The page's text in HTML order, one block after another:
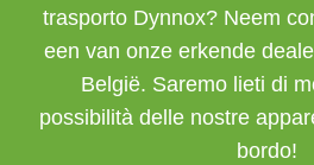
trasporto Dynnox? Neem
een van onze erkende
België. Saremo lieti di
possibilità delle nostre
bordo!